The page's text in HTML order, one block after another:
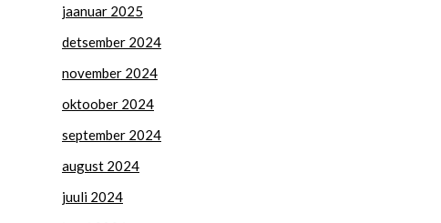
jaanuar 2025
detsember 2024
november 2024
oktoober 2024
september 2024
august 2024
juuli 2024